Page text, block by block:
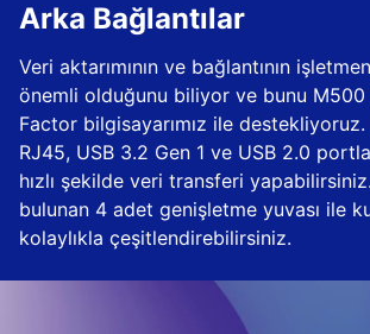
Arka Bağlantılar
Veri aktarımının ve bağlantının
önemli olduğunu biliyor ve bunu M500
Factor bilgisayarımız ile destekliyoruz.
RJ45, USB 3.2 Gen 1 ve USB 2.0
hızlı şekilde veri transferi
bulunan 4 adet genişletme yuvası ile
kolaylıkla çeşitlendirebilirsiniz.